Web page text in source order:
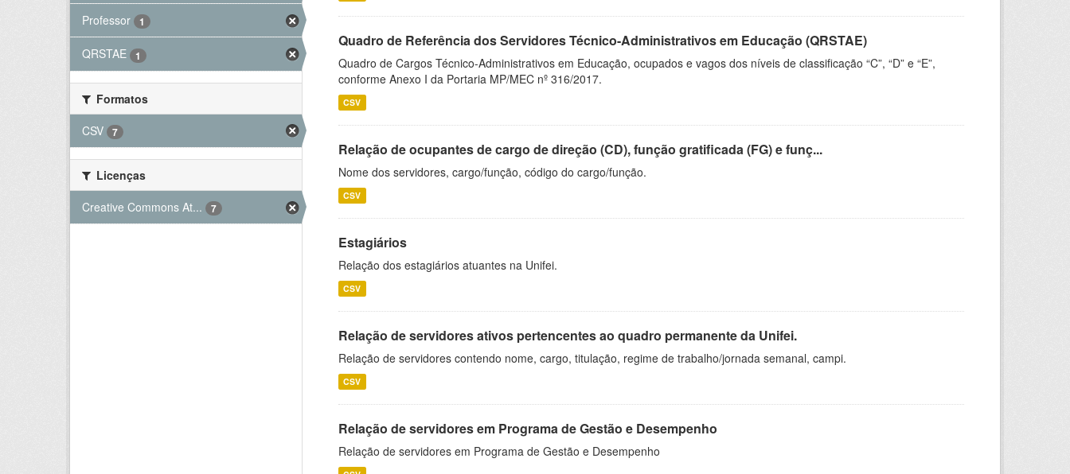
Professor 1
QRSTAE 1
Formatos
CSV
7
Licenças
Creative Commons At...
7
Quadro de Referência dos Servidores Técnico-Administrativos em Educação (QRSTAE)
Quadro de Cargos Técnico-Administrativos em Educação, ocupados e vagos dos níveis de classificação “C”, “D” e “E”,
conforme Anexo I da Portaria MP/MEC nº 316/2017.
CSV
Relação de ocupantes de cargo de direção (CD), função gratificada (FG) e funç...
Nome dos servidores, cargo/função, código do cargo/função.
CSV
Estagiários
Relação dos estagiários atuantes na Unifei.
CSV
Relação de servidores ativos pertencentes ao quadro permanente da Unifei.
Relação de servidores contendo nome, cargo, titulação, regime de trabalho/jornada semanal, campi.
CSV
Relação de servidores em Programa de Gestão e Desempenho
Relação de servidores em Programa de Gestão e Desempenho